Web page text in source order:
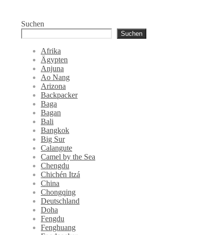
Suchen
Suchen
Afrika
Ägypten
Anjuna
Ao Nang
Arizona
Backpacker
Baga
Bagan
Bali
Bangkok
Big Sur
Calangute
Camel by the Sea
Chengdu
Chichén Itzá
China
Chongqing
Deutschland
Doha
Fengdu
Fenghuang